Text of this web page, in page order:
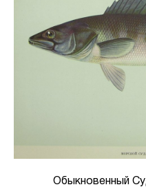
Обыкновенный